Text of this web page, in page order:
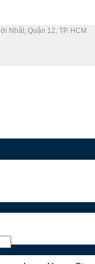
Nhất, Quận 12, TP. HCM